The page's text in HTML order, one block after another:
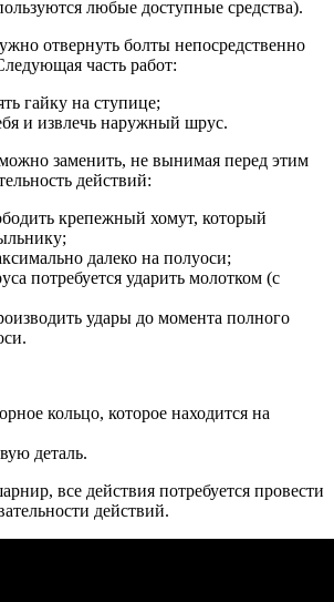
любые доступные средства).
отвернуть болты непосредственно
часть работ:
гайку на ступице;
и извлечь наружный шрус.
заменить, не вынимая перед этим
действий:
крепежный хомут, который
далеко на полуоси;
потребуется ударить молотком (с
удары до момента полного
кольцо, которое находится на
деталь.
все действия потребуется провести
действий.